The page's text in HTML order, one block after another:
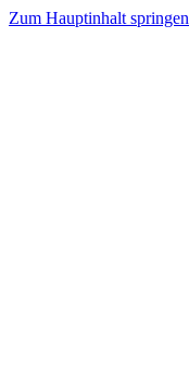
Zum Hauptinhalt springen